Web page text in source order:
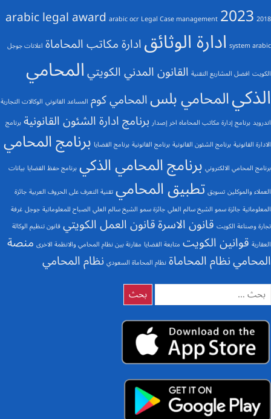
2018
2023
arabic legal award arabic ocr Legal Case management
system arabic ادارة الوثائقادارة مكاتب المحاماة اعلانات جوجل
الكويت افضل المشاريع التقنية القانون المدني الكويتيالمحامي
الذكيالمحامي بلسالمحامي كوم المساعد القانوني الوكالات التجارية
اندرويدبرنامج إدارة مكاتب المحاماه اخر إصداربرنامج ادارة الشئون القانونيةبرنامج
الادارة القانونيةبرنامج الشئون القانونيةبرنامج القانونيةبرنامج القضايا برنامج المحامي
برنامج المحامي الالكتروني برنامج المحامي الذكيبرنامج حفظ القضايابيانات
العملاء والموكلينتسويقتطبيق المحاميتقنية التعرف على الحروف العربيةجائزة
المعلوماتيةجائزة سمو الشيخ سالم العليجائزة سمو الشيخ سالم العلي الصباح للمعلوماتيةجوجلغرفة
تجارة وصناعة الكويت قانون الاسرةقانون العمل الكويتيقانون تنظيم الوكالة
العقارية قوانين الكويت متابعة القضايا مقارنة بين نظام المحامي والانظمة الاخرى منصة
المحامينظام المحاماةنظام المحاماة السعودينظام المحامي
البحث
عن: